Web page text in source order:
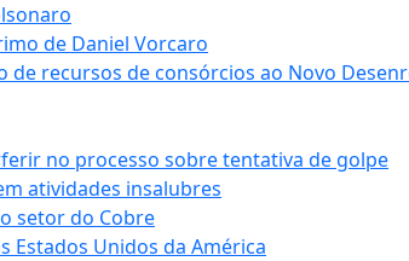
de Daniel Vorcaro
recursos de consórcios ao Novo
no processo sobre tentativa de golpe
atividades insalubres
setor do Cobre
Estados Unidos da América